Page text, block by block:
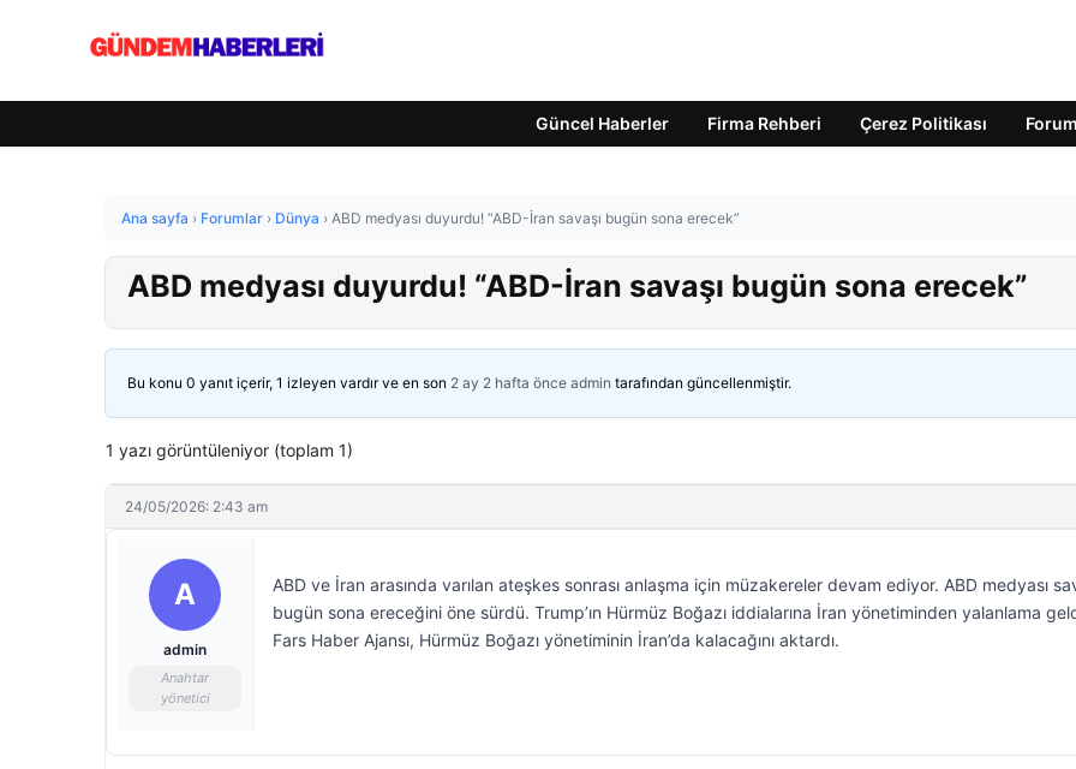
Güncel Haberler Firma Rehberi Çerez Politikası Forum
Ana sayfa › Forumlar › Dünya › ABD medyası duyurdu! “ABD-İran savaşı bugün sona erecek”
ABD medyası duyurdu! “ABD-İran savaşı bugün sona erecek”
Bu konu 0 yanıt içerir, 1 izleyen vardır ve en son 2 ay 2 hafta önce admin tarafından güncellenmiştir.
1 yazı görüntüleniyor (toplam 1)
24/05/2026: 2:43 am
A
admin
Anahtar
yönetici
ABD ve İran arasında varılan ateşkes sonrası anlaşma için müzakereler devam ediyor. ABD medyası
bugün sona ereceğini öne sürdü. Trump’ın Hürmüz Boğazı iddialarına İran yönetiminden yalanlama
Fars Haber Ajansı, Hürmüz Boğazı yönetiminin İran’da kalacağını aktardı.